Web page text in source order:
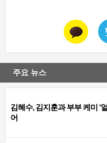
주요 뉴스
김혜수, 김지훈과 부부 케미 ‘
어